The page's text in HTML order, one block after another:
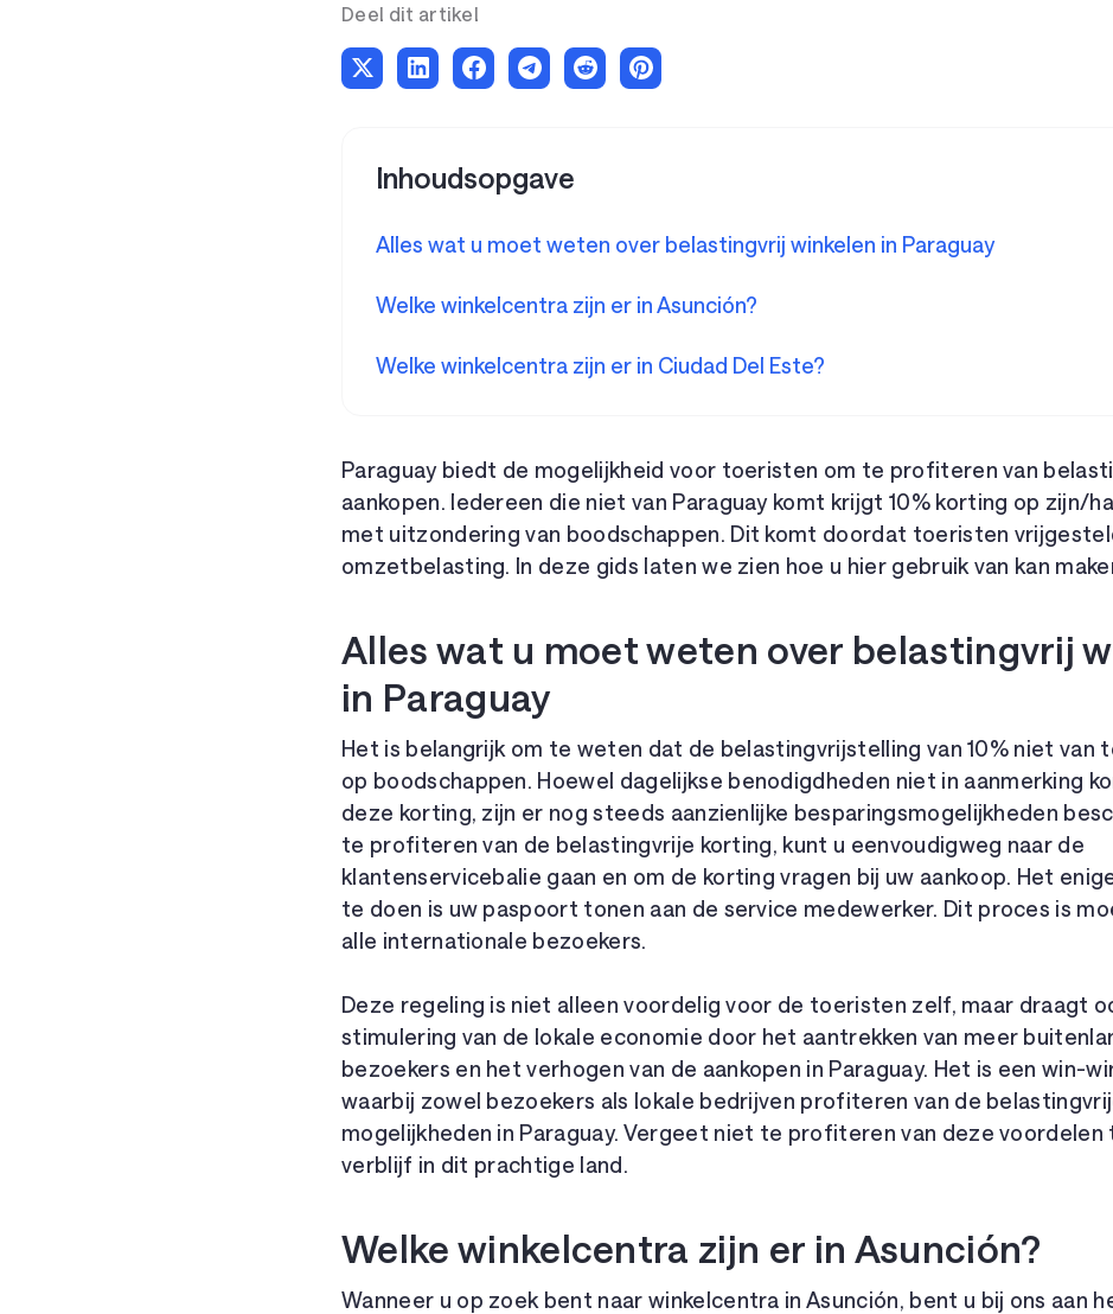
Deel dit artikel
Inhoudsopgave
Alles wat u moet weten over belastingvrij winkelen in Paraguay
Welke winkelcentra zijn er in Asunción?
Welke winkelcentra zijn er in Ciudad Del Este?
Paraguay biedt de mogelijkheid voor toeristen om te profiteren van
aankopen. Iedereen die niet van Paraguay komt krijgt 10% korting op zijn/
met uitzondering van boodschappen. Dit komt doordat toeristen
omzetbelasting. In deze gids laten we zien hoe u hier gebruik van kan
Alles wat u moet weten over belastingvrij
in Paraguay
Het is belangrijk om te weten dat de belastingvrijstelling van 10% niet van
op boodschappen. Hoewel dagelijkse benodigdheden niet in aanmerking
deze korting, zijn er nog steeds aanzienlijke besparingsmogelijkheden
te profiteren van de belastingvrije korting, kunt u eenvoudigweg naar de
klantenservicebalie gaan en om de korting vragen bij uw aankoop. Het
te doen is uw paspoort tonen aan de service medewerker. Dit proces is
alle internationale bezoekers.
Deze regeling is niet alleen voordelig voor de toeristen zelf, maar draagt
stimulering van de lokale economie door het aantrekken van meer
bezoekers en het verhogen van de aankopen in Paraguay. Het is een win-
waarbij zowel bezoekers als lokale bedrijven profiteren van de
mogelijkheden in Paraguay. Vergeet niet te profiteren van deze voordelen
verblijf in dit prachtige land.
Welke winkelcentra zijn er in Asunción?
Wanneer u op zoek bent naar winkelcentra in Asunción, bent u bij ons aan